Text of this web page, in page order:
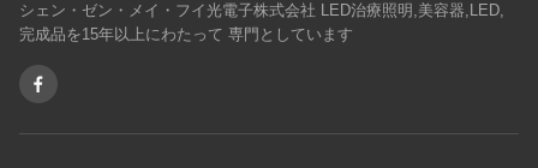
シェン・ゼン・メイ・フイ光電子株式会社 LED治療照明,美容器,LED,
完成品を15年以上にわたって 専門としています